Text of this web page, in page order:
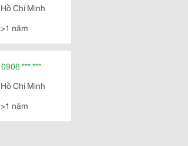
Hồ Chí Minh
>1 năm
0906 *** ***
Hồ Chí Minh
>1 năm